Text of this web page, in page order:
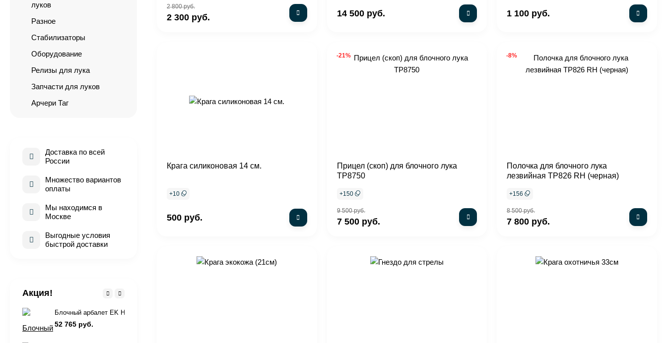
2 800 руб.
2 300 руб. 14 500 руб. 1 100 руб.
Крага силиконовая 14 см.
+10
500 руб.
-21%
Прицел (скоп) для блочного лука
TP8750
+150
9 500 руб.
7 500 руб.
-8%
Полочка для блочного лука
лезвийная TP826 RH (черная)
+156
8 500 руб.
7 800 руб.
луков
Разное
Стабилизаторы
Оборудование
Релизы для лука
Запчасти для луков
Арчери Таг
Доставка по всей
России
Множество вариантов
оплаты
Мы находимся в
Москве
Выгодные условия
быстрой доставки
Акция!
Блочный арбалет EK HEX-430 (черный, c комплектацией)
52 765 руб.